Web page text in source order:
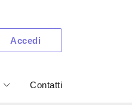
Accedi
Contatti